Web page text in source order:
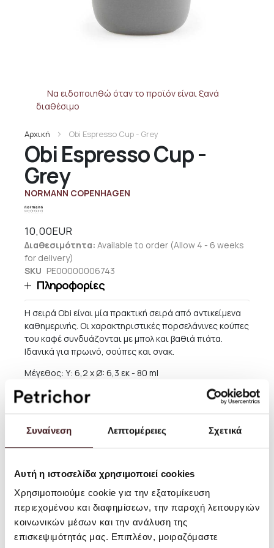
Συναίνεση Λεπτομέρειες Σχετικά
Αυτή η ιστοσελίδα χρησιμοποιεί cookies
Χρησιμοποιούμε cookie για την εξατομίκευση
περιεχομένου και διαφημίσεων, την παροχή λειτουργιών
κοινωνικών μέσων και την ανάλυση της
επισκεψιμότητάς μας. Επιπλέον, μοιραζόμαστε
Obi Espresso Cup -
Grey
NORMANN COPENHAGEN
Αρχική Obi Espresso Cup - Grey
Διαθεσιμότητα: Available to order (Allow 4 - 6 weeks
for delivery)
SKU PE00000006743
10,00EUR
Να ειδοποιηθώ όταν το προϊόν είναι ξανά
διαθέσιμο
Πληροφορίες
H σειρά Obi είναι μία πρακτική σειρά από αντικείμενα
καθημερινής. Οι χαρακτηριστικές πορσελάνινες κούπες
του καφέ συνδυάζονται με μπολ και βαθιά πιάτα.
Ιδανικά για πρωινό, σούπες και σνακ.
Μέγεθος: Υ: 6,2 x Ø: 6,3 εκ - 80 ml
Υλικό: Πορσελάνη
Οδηγίες Χρήσης: Κατάλληλο για το πλυντήριο πιάτων
και τον φούρνο μικροκυμάτων. Εγκεκριμένο για
Αποστολές και Επιστροφές
Για παραγγελίες αξίας μεγαλύτερης των 60 ΕΥΡΩ η
παράδοση εντός Ελλάδος είναι ΔΩΡΕΑΝ, εκτός από
περιπτώσεις μεγάλων επίπλων, καθώς και κάποιων